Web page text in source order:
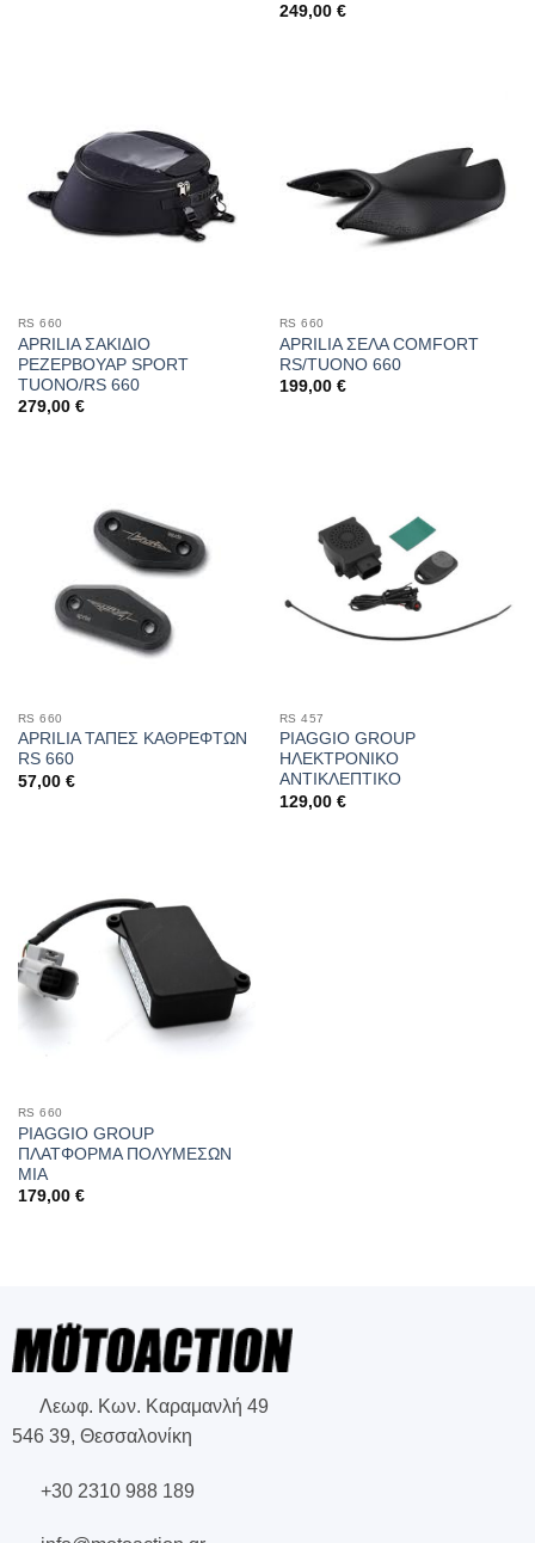
249,00 €
RS 660
APRILIA ΣΑΚΙΔΙΟ
ΡΕΖΕΡΒΟΥΑΡ SPORT
TUONO/RS 660
279,00 €
RS 660
APRILIA ΣΕΛΑ COMFORT
RS/TUONO 660
199,00 €
RS 660
APRILIA ΤΑΠΕΣ ΚΑΘΡΕΦΤΩΝ
RS 660
57,00 €
RS 457
PIAGGIO GROUP
ΗΛΕΚΤΡΟΝΙΚΟ
ΑΝΤΙΚΛΕΠΤΙΚΟ
129,00 €
RS 660
PIAGGIO GROUP
ΠΛΑΤΦΟΡΜΑ ΠΟΛΥΜΕΣΩΝ
MIA
179,00 €
Λεωφ. Κων. Καραμανλή 49
546 39, Θεσσαλονίκη
+30 2310 988 189